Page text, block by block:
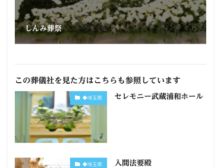
しんみ葬祭
この葬儀社を見た方はこちらも参照しています
◆埼玉県 セレモニー武蔵浦和ホール
◆埼玉県 入間法要殿